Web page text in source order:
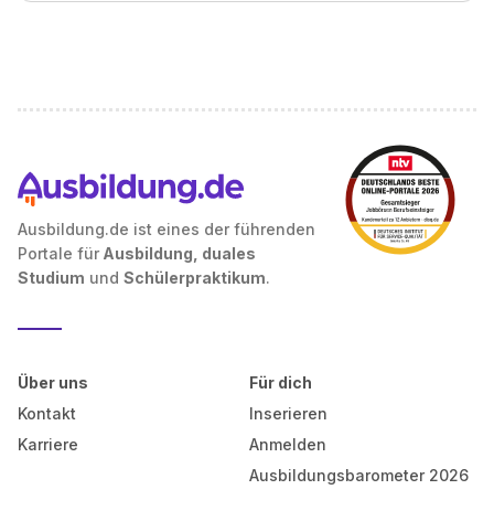
Ausbildung.de ist eines der führenden
Portale für Ausbildung, duales
Studium und Schülerpraktikum.
Über uns
Kontakt
Karriere
Für dich
Inserieren
Anmelden
Ausbildungsbarometer 2026